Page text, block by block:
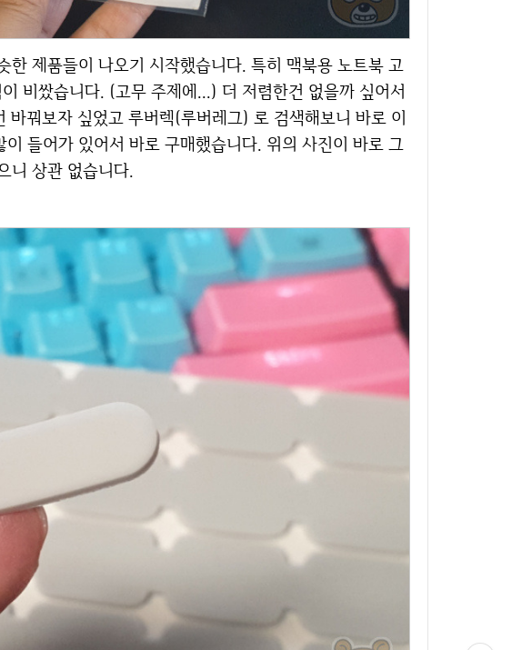
비쌌습니다. (고무 주제에...) 더 저렴한건 없을까 싶어서
꿔보자 싶었고 루버렉(루버레그) 로 검색해보니 바로 이
들어가 있어서 바로 구매했습니다. 위의 사진이 바로 그
니 상관 없습니다.